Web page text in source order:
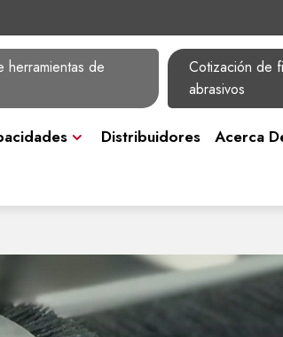
herramientas de
Cotización de
abrasivos
Distribuidores Acerca